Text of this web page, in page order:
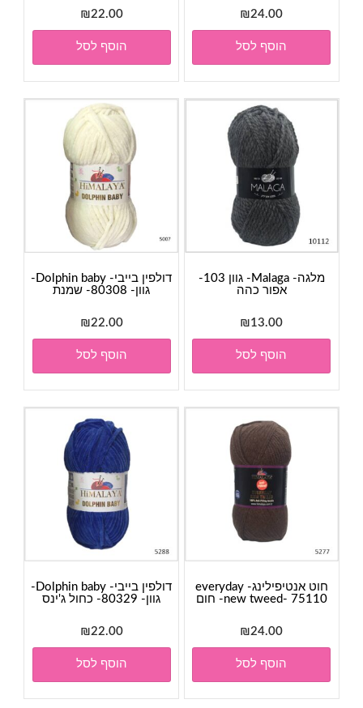
₪24.00
הוסף לסל
₪22.00
הוסף לסל
מלגה- Malaga- גוון 103-
אפור כהה
₪13.00
הוסף לסל
דולפין בייבי- Dolphin baby-
גוון- 80308- שמנת
₪22.00
הוסף לסל
חוט אנטיפילינג- everyday
new tweed- 75110- חום
₪24.00
הוסף לסל
דולפין בייבי- Dolphin baby-
גוון- 80329- כחול ג'ינס
₪22.00
הוסף לסל